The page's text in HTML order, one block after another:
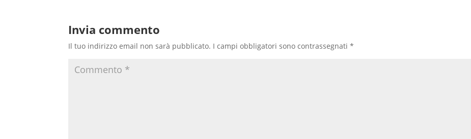
Invia commento
Il tuo indirizzo email non sarà pubblicato. I campi obbligatori sono contrassegnati*